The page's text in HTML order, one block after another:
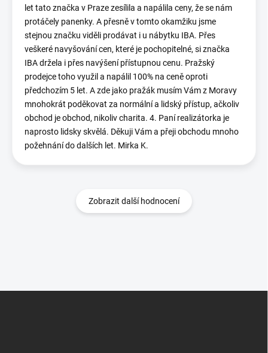
let tato značka v Praze zesílila a napálila ceny, že se nám
protáčely panenky. A přesně v tomto okamžiku jsme
stejnou značku viděli prodávat i u nábytku IBA. Přes
veškeré navyšování cen, které je pochopitelné, si značka
IBA držela i přes navýšení přístupnou cenu. Pražský
prodejce toho využil a napálil 100% na ceně oproti
předchozím 5 let. A zde jako pražák musím Vám z Moravy
mnohokrát poděkovat za normální a lidský přístup, ačkoliv
obchod je obchod, nikoliv charita. 4. Paní realizátorka je
naprosto lidsky skvělá. Děkuji Vám a přeji obchodu mnoho
požehnání do dalších let. Mirka K.
Zobrazit další hodnocení